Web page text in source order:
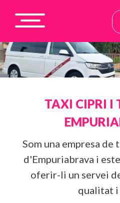
TAXI CIPRI I
Som una empresa de
d'Empuriabrava i
oferir-li un servei
qualitat